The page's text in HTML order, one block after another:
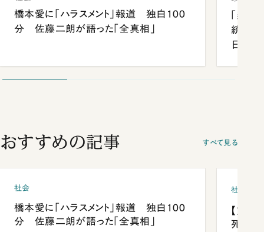
橋本愛に「ハラスメント」報道 独白100
分 佐藤二朗が語った「全真相」
「楽し
統領と
日米
おすすめの記事 すべて見る
社会
橋本愛に「ハラスメント」報道 独白100
分 佐藤二朗が語った「全真相」
社会
【熊本
死を分